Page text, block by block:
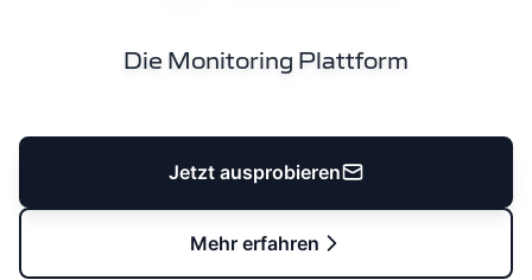
Die Monitoring Plattform
Jetzt ausprobieren
Mehr erfahren